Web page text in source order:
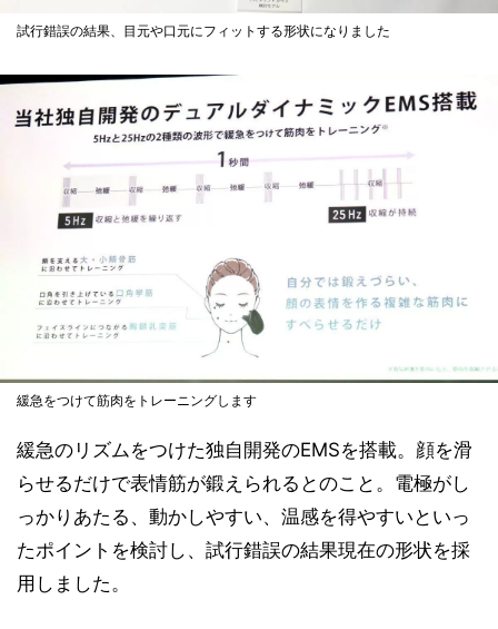
試行錯誤の結果、目元や口元にフィットする形状になりました
緩急をつけて筋肉をトレーニングします
緩急のリズムをつけた独自開発のEMSを搭載。顔を滑
らせるだけで表情筋が鍛えられるとのこと。電極がし
っかりあたる、動かしやすい、温感を得やすいといっ
たポイントを検討し、試行錯誤の結果現在の形状を採
用しました。